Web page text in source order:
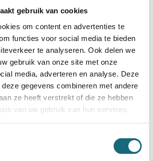
gebruik van cookies
om content en advertenties te
functies voor social media te bieden
te analyseren. Ook delen we
gebruik van onze site met onze
media, adverteren en analyse. Deze
gegevens combineren met andere
ze heeft verstrekt of die ze hebben
van uw gebruik van hun services.
Incl. BTW €1.559,00
I 570 -
Sistec Eurosafe ES I 450 -
Inbraakwerende Kluis